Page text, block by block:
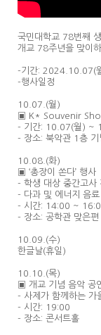
국민대학교 78번째
개교 78주년을 맞이
-기간: 2024.10.07(
-행사일정
10.07.(월)
▣ K* Souvenir
- 기간: 10.07(월) ~
- 장소: 북악관 1층 기
10.08.(화)
▣ ‘총장이 쏜다’ 행사
- 학생 대상 중간고사
- 다과 및 에너지 음
- 시간: 14:00 ~
- 장소: 공학관 맞은편
10.09.(수)
한글날(휴일)
10.10.(목)
▣ 개교 기념 음악 공
- 사제가 함께하는 가
- 시간: 19:00
- 장소: 콘서트홀